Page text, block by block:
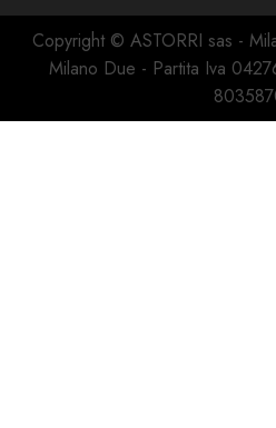
Copyright © ASTORRI sas -
Milano Due - Partita Iva